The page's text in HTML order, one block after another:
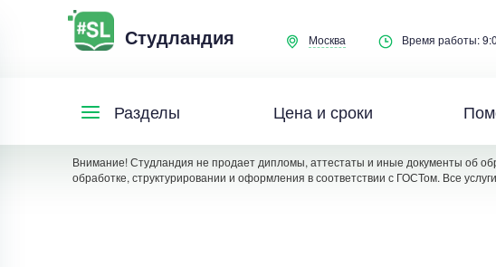
Студландия Москва Время работы:
Разделы Цена и сроки
Внимание! Студландия не продает дипломы, аттестаты и иные документы об
обработке, структурировании и оформления в соответствии с ГОСТом. Все